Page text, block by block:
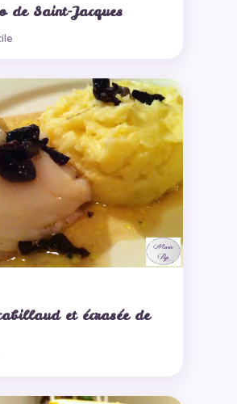
de Saint-Jacques
et écrasée de